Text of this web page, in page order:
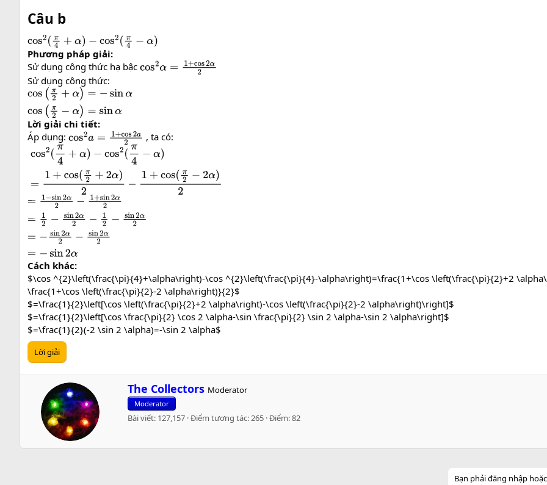
Câu b
cos2( π4 +α )−cos2(π4−α)
Phương pháp giải:
Sử dụng công thức hạ bậc cos2α= 1+ cos2α2
Sử dụng công thức:
π 2 −sin
Lời giải chi tiết:
Áp dụng: cos2a=1+ cos2a2 , ta có:
2( 4
−cos2(π4−α)=1+cos(π2 +2 α)2−1+cos(π2−2α)2
−sin 2− 2 2−
Cách khác:
$\cos ^{2}\left(\frac{\pi}{4}+\alpha\right)-\cos ^{2}\left(\frac{\pi}{4}-\alpha\right)=\frac{1+\cos \left(\frac{\pi}{2}+2
\frac{1+\cos \left(\frac{\pi}{2}-2 \alpha\right)}{2}$
$=\frac{1}{2}\left[\cos \left(\frac{\pi}{2}+2 \alpha\right)-\cos \left(\frac{\pi}{2}-2 \alpha\right)\right]$
$=\frac{1}{2}\left[\cos \frac{\pi}{2} \cos 2 \alpha-\sin \frac{\pi}{2} \sin 2 \alpha-\sin 2 \alpha\right]$
$=\frac{1}{2}(-2 \sin 2 \alpha)=-\sin 2 \alpha$
Lời giải
W
r
i
t
n
The Collectors Moderator
Moderator
Bài viết 127,157 Điểm tương tác 265 Điểm 82
Bạn phải đăng nhập